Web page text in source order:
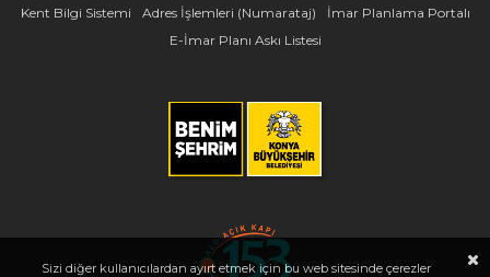
Kent Bilgi Sistemi Adres İşlemleri (Numarataj)
İmar Planlama Portalı
E-İmar Planı Askı Listesi
Sizi diğer kullanıcılardan ayırt etmek için bu web sitesinde çerezler